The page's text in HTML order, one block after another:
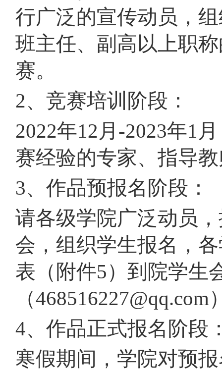
行广泛的宣传动员，
班主任、副高以上职
赛。
2、竞赛培训阶段：
2022年12月-2023年1
赛经验的专家、指导
3、作品预报名阶段：
请各级学院广泛动员
会，组织学生报名，
表（附件5）到院学生
（468516227@qq.com
4、作品正式报名阶段
寒假期间，学院对预